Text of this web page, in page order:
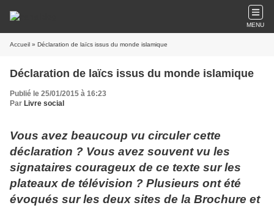
MENU
Accueil » Déclaration de laïcs issus du monde islamique
Déclaration de laïcs issus du monde islamique
Publié le 25/01/2015 à 16:23
Par Livre social
Vous avez beaucoup vu circuler cette
déclaration ? Vous avez souvent vu les
signataires courageux de ce texte sur les
plateaux de télévision ? Plusieurs ont été
évoqués sur les deux sites de la Brochure et